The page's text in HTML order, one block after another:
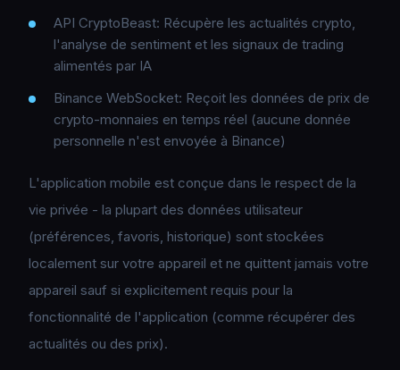
API CryptoBeast: Récupère les actualités crypto,
l'analyse de sentiment et les signaux de trading
alimentés par IA
Binance WebSocket: Reçoit les données de prix de
crypto-monnaies en temps réel (aucune donnée
personnelle n'est envoyée à Binance)
L'application mobile est conçue dans le respect de la
vie privée - la plupart des données utilisateur
(préférences, favoris, historique) sont stockées
localement sur votre appareil et ne quittent jamais votre
appareil sauf si explicitement requis pour la
fonctionnalité de l'application (comme récupérer des
actualités ou des prix).